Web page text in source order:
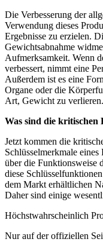
Die Verbesserung der
Verwendung dieses
Ergebnisse zu erzielen.
Gewichtsabnahme
Aufmerksamkeit. Wenn
verbessert, nimmt eine
Außerdem ist es eine
Organe oder die
Art, Gewicht zu
Was sind die kritischen
Jetzt kommen die
Schlüsselmerkmale
über die Funktionsweise
diese
dem Markt erhältlichen
Daher sind einige
Höchstwahrscheinlich
Nur auf der offiziellen